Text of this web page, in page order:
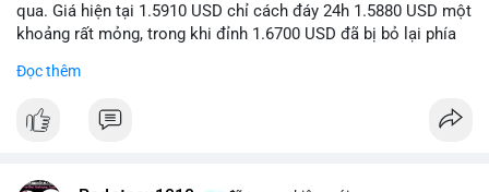
qua. Giá hiện tại 1.5910 USD chỉ cách đáy 24h 1.5880 USD một
khoảng rất mỏng, trong khi đỉnh 1.6700 USD đã bị bỏ lại phía
kiểm soát hoàn toàn. Khối lượng giao dịch 10.29 triệu NEAR
tiếp diễn.
Đọc thêm